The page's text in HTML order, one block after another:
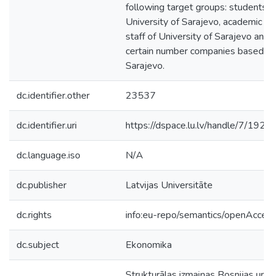
following target groups: students
University of Sarajevo, academic
staff of University of Sarajevo and
certain number companies based in
Sarajevo.
dc.identifier.other 23537
dc.identifier.uri https://dspace.lu.lv/handle/7/
dc.language.iso N/A
dc.publisher Latvijas Universitāte
dc.rights info:eu-repo/semantics/
dc.subject Ekonomika